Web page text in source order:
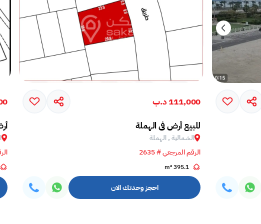
111,000 د.ب
للبيع أرض في الهملة
الشمالية , الهملة
الرقم المرجعي # 2635
395.1 m²
احجز وحدتك الان